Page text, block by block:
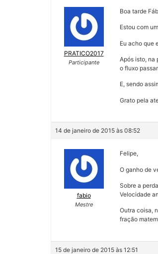
PRATICO2017
Participante
Boa tarde
Estou com
Eu acho que
Após isto, na
o fluxo
E, sendo
Grato pela
14 de janeiro de 2015 às 08:52
fabio
Mestre
Felipe,
O ganho de
Sobre a
Velocidade
Outra coisa,
fração
15 de janeiro de 2015 às 12:51